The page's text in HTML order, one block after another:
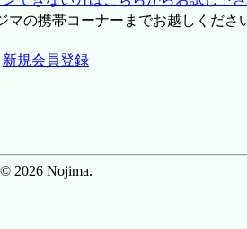
の携帯コーナーまでお越しくださ
新規会員登録
© 2026 Nojima.